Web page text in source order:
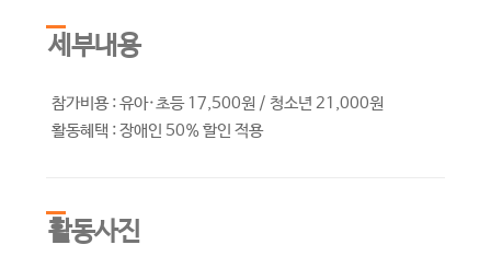
세부내용
참가비용 : 유아·초등 17,500원 / 청소년 21,000원
활동혜택 : 장애인 50% 할인 적용
활동사진